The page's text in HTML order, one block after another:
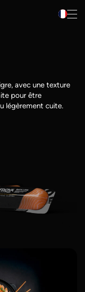
avec une texture
pour être
légèrement cuite.